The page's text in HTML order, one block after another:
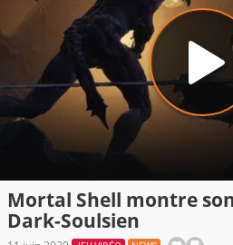
Mortal Shell montre
Dark-Soulsien